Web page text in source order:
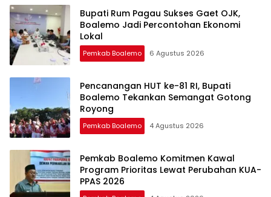
Bupati Rum Pagau Sukses Gaet OJK,
Boalemo Jadi Percontohan Ekonomi
Lokal
Pemkab Boalemo 6 Agustus 2026
Pencanangan HUT ke-81 RI, Bupati
Boalemo Tekankan Semangat Gotong
Royong
Pemkab Boalemo 4 Agustus 2026
Pemkab Boalemo Komitmen Kawal
Program Prioritas Lewat Perubahan KUA-
PPAS 2026